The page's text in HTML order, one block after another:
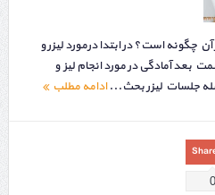
چگونه ­است؟ در ابتدا درمورد لیزر و
بعد آمادگی در مورد انجام لیز و
جلسات لیزر بحث...ادامه مطلب
0